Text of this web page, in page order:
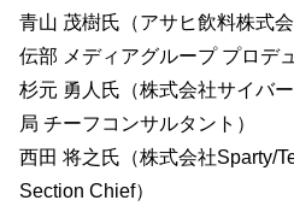
青山 茂樹氏（アサヒ飲料株式
伝部 メディアグループ プロデ
杉元 勇人氏（株式会社サイバ
局 チーフコンサルタント）
西田 将之氏（株式会社Sparty/
Section Chief）